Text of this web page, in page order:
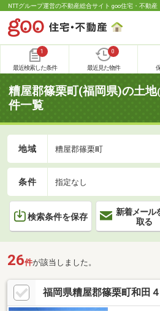
NTTグループ運営の不動産総合サイト goo住宅・不動産
1
最近検索した条件
0
最近見た物件
糟屋郡篠栗町(福岡県)の土地
件一覧
地域 糟屋郡篠栗町
条件 指定なし
検索条件を保存
新着メール
取る
26件が該当しました。
福岡県糟屋郡篠栗町和田